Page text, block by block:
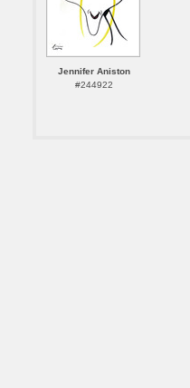
Jennifer Aniston
#244922